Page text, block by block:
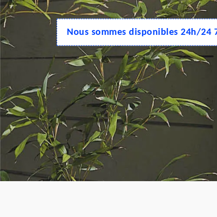
Nous sommes disponibles 24h/24